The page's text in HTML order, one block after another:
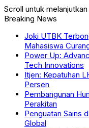
Scroll untuk melanjutkan
Breaking News
Joki UTBK
Mahasiswa
Power Up:
Tech Innovations
Itjen: Kepatuhan
Persen
Pembangunan
Perakitan
Penguatan Sains
Global